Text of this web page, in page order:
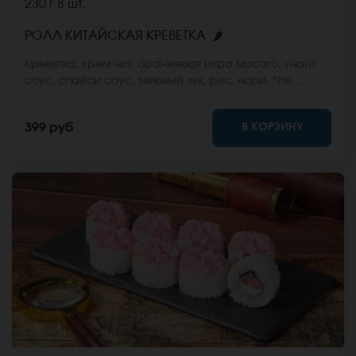
230 г 8 шт.
РОЛЛ КИТАЙСКАЯ КРЕВЕТКА 🌶
Они не входят в стоимость заказа. *Внешний вид
блюда может отличаться от фото на сайте.
399 руб В КОРЗИНУ